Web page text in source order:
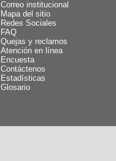
Correo institucional
Mapa del sitio
Redes Sociales
FAQ
Quejas y reclamos
Atención en línea
Encuesta
Contáctenos
Estadísticas
Glosario